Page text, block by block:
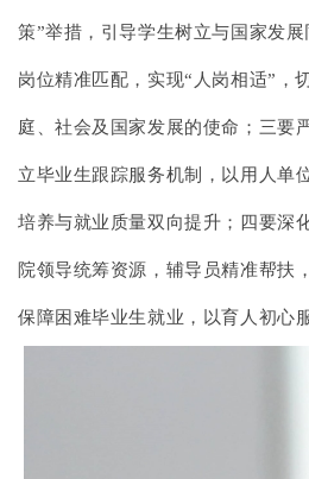
策”举措，引导学生树立与国家发
岗位精准匹配，实现“人岗相适”，
庭、社会及国家发展的使命；三要
立毕业生跟踪服务机制，以用人单
培养与就业质量双向提升；四要深
院领导统筹资源，辅导员精准帮扶
保障困难毕业生就业，以育人初心